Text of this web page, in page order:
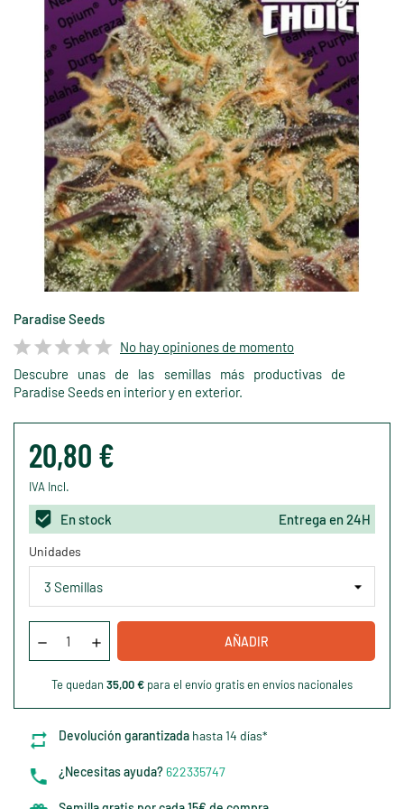
Paradise Seeds
No hay opiniones de momento
Descubre unas de las semillas más productivas de
Paradise Seeds en interior y en exterior.
20,80 €
IVA Incl.
En stock Entrega en 24H
Unidades
AÑADIR
Te quedan 35,00 € para el envío gratis en envíos nacionales
Devolución garantizada hasta 14 días*
¿Necesitas ayuda?622335747